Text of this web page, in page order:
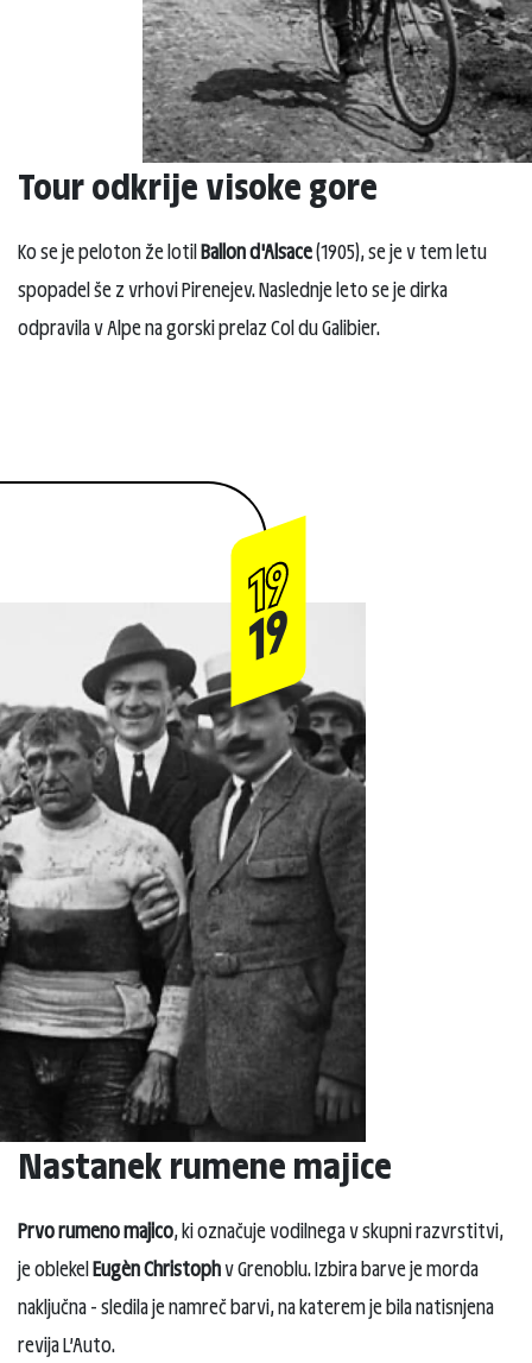
Tour odkrije visoke gore
Ko se je peloton že lotilBallon d'Alsace(1905), se je v tem letu
spopadel še z vrhovi Pirenejev. Naslednje leto se je dirka
odpravila v Alpe na gorski prelaz Col du Galibier.
19
19
Nastanek rumene majice
Prvo rumeno majico, ki označuje vodilnega v skupni razvrstitvi,
je oblekelEugèn Christophv Grenoblu. Izbira barve je morda
naključna - sledila je namreč barvi, na katerem je bila natisnjena
revija L’Auto.